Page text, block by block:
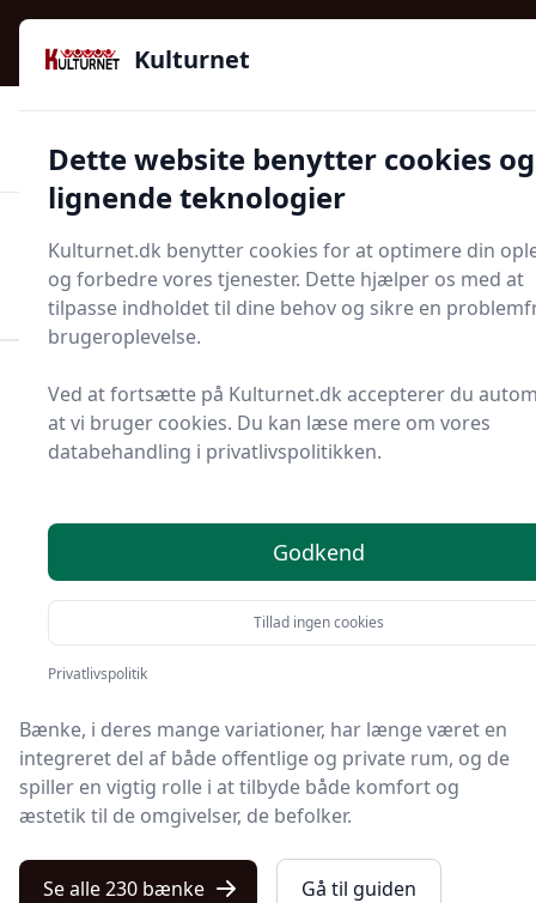
Kulturnet - Alt Det Gode I Livet | Din Kulturguide Siden
2016
97 kategorier 👍Kun godkendte butikker
Start søgning
Start søgning
Forside Bolig og indretning Møbler Bænk
Bænke - 230 på lager
Velkommen til vores omfattende guide 'Fra a til å om
I denne guide dykker vi ned i den fascinerende verden
af bænke, som er mere end blot en simpel
konstruktion til siddende afslapning.
Bænke, i deres mange variationer, har længe været en
integreret del af både offentlige og private rum, og de
spiller en vigtig rolle i at tilbyde både komfort og
æstetik til de omgivelser, de befolker.
Se alle 230 bænke Gå til guiden
Kulturnet
Dette website benytter cookies og
lignende teknologier
Kulturnet.dk benytter cookies for at optimere din
og forbedre vores tjenester. Dette hjælper os med at
tilpasse indholdet til dine behov og sikre en
brugeroplevelse.
Ved at fortsætte på Kulturnet.dk accepterer du
at vi bruger cookies. Du kan læse mere om vores
databehandling i privatlivspolitikken.
Godkend
Tillad ingen cookies
Privatlivspolitik